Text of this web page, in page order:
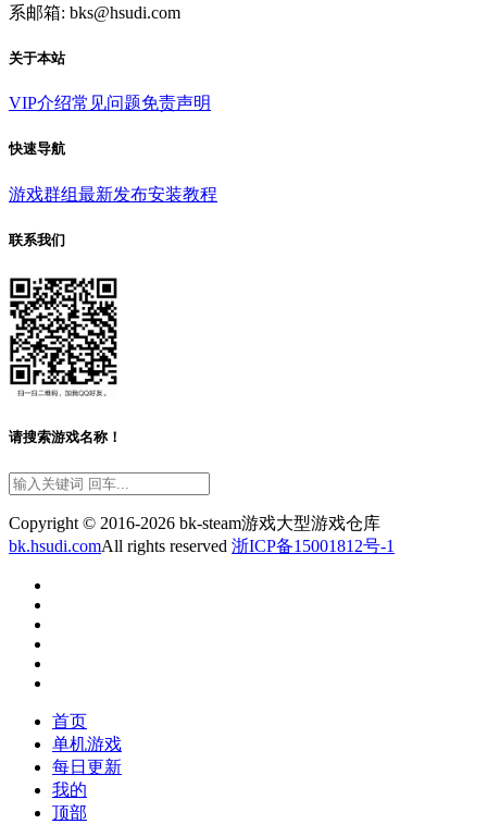
系邮箱: bks@hsudi.com
关于本站
VIP介绍常见问题免责声明
快速导航
游戏群组最新发布安装教程
联系我们
请搜索游戏名称！
Copyright © 2016-2026 bk-steam游戏大型游戏仓库
bk.hsudi.comAll rights reserved 浙ICP备15001812号-1
首页
单机游戏
每日更新
我的
顶部